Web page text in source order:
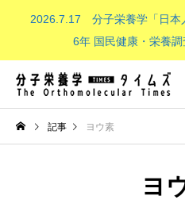
The Orthomolecular Times
分子栄養学とは 子供（成長期）
NEW POST
2026.7.17 分子栄養学「日本
6年 国民健康・栄養調
記事 ヨウ素
ヨ